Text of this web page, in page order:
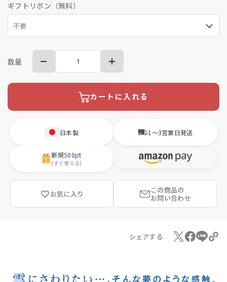
ギフトリボン（無料）
数量
カートに入れる
日本製 1〜3営業日発送
新規500pt
(すぐ使える)
お気に入り
この商品の
お問い合わせ
シェアする